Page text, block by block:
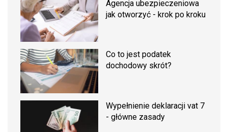
Agencja ubezpieczeniowa
jak otworzyć - krok po kroku
Co to jest podatek
dochodowy skrót?
Wypełnienie deklaracji vat 7
- główne zasady